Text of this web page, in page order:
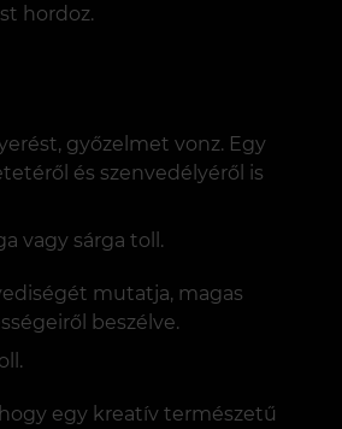
hordoz.
győzelmet vonz. Egy
és szenvedélyéről is
vagy sárga toll.
mutatja, magas
beszélve.
egy kreatív természetű